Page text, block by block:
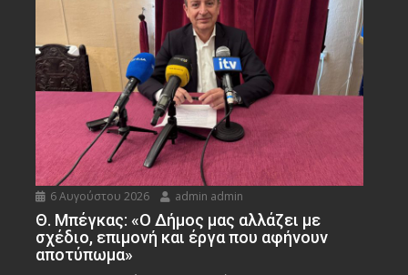
6 Αυγούστου 2026 admin admin
Θ. Μπέγκας: «Ο Δήμος μας αλλάζει με
σχέδιο, επιμονή και έργα που αφήνουν
αποτύπωμα»